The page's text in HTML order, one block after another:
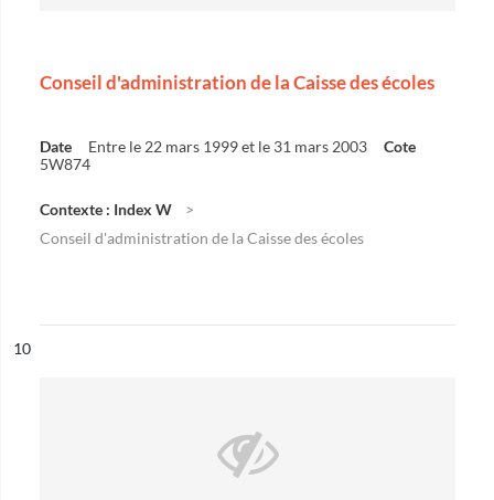
Conseil d'administration de la Caisse des écoles
Date Entre le 22 mars 1999 et le 31 mars 2003
Cote
5W874
Contexte : Index W
Conseil d'administration de la Caisse des écoles
n°
10